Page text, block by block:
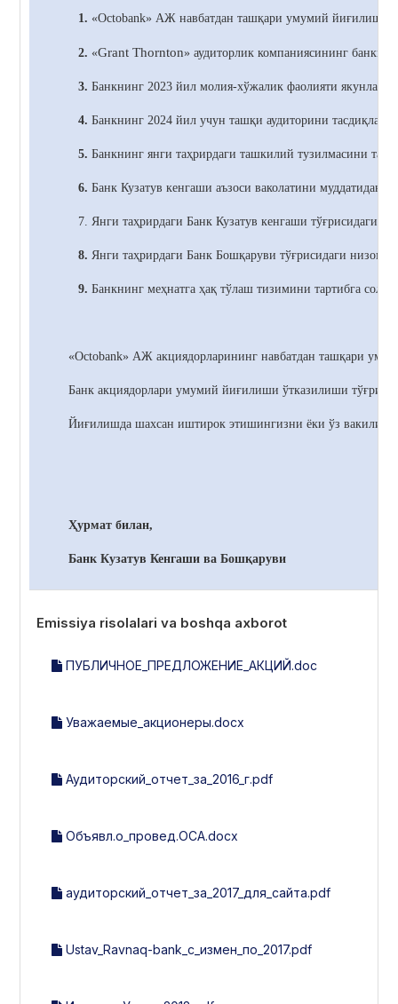
1. «Octobank» АЖ навбатдан ташқари умумий
2. «Grant Thornton» аудиторлик компаниясининг
3. Банкнинг 2023 йил молия-хўжалик фаолияти якунлари
4. Банкнинг 2024 йил учун ташқи аудиторини тасдиқлаш
5. Банкнинг янги таҳрирдаги ташкилий тузилмасини
6.Банк Кузатув кенгаши аъзоси ваколатини муддатидан
7. Янги таҳрирдаги Банк Кузатув кенгаши тўғрисидаги
8.Янги таҳрирдаги Банк Бошқаруви тўғрисидаги
9. Банкнинг меҳнатга ҳақ тўлаш тизимини тартибга
«Octobank» АЖ акциядорларининг навбатдан ташқари
Банк акциядорлари умумий йиғилиши ўтказилиши
Йиғилишда шахсан иштирок этишингизни ёки ўз
Ҳурмат билан,
Банк Кузатув Кенгаши ва Бошқаруви
Emissiya risolalari va boshqa axborot
ПУБЛИЧНОЕ_ПРЕДЛОЖЕНИЕ_АКЦИЙ.doc
Уважаемые_акционеры.docx
Аудиторский_отчет_за_2016_г.pdf
Объявл.о_провед.ОСА.docx
аудиторский_отчет_за_2017_для_сайта.pdf
Ustav_Ravnaq-bank_с_измен_по_2017.pdf